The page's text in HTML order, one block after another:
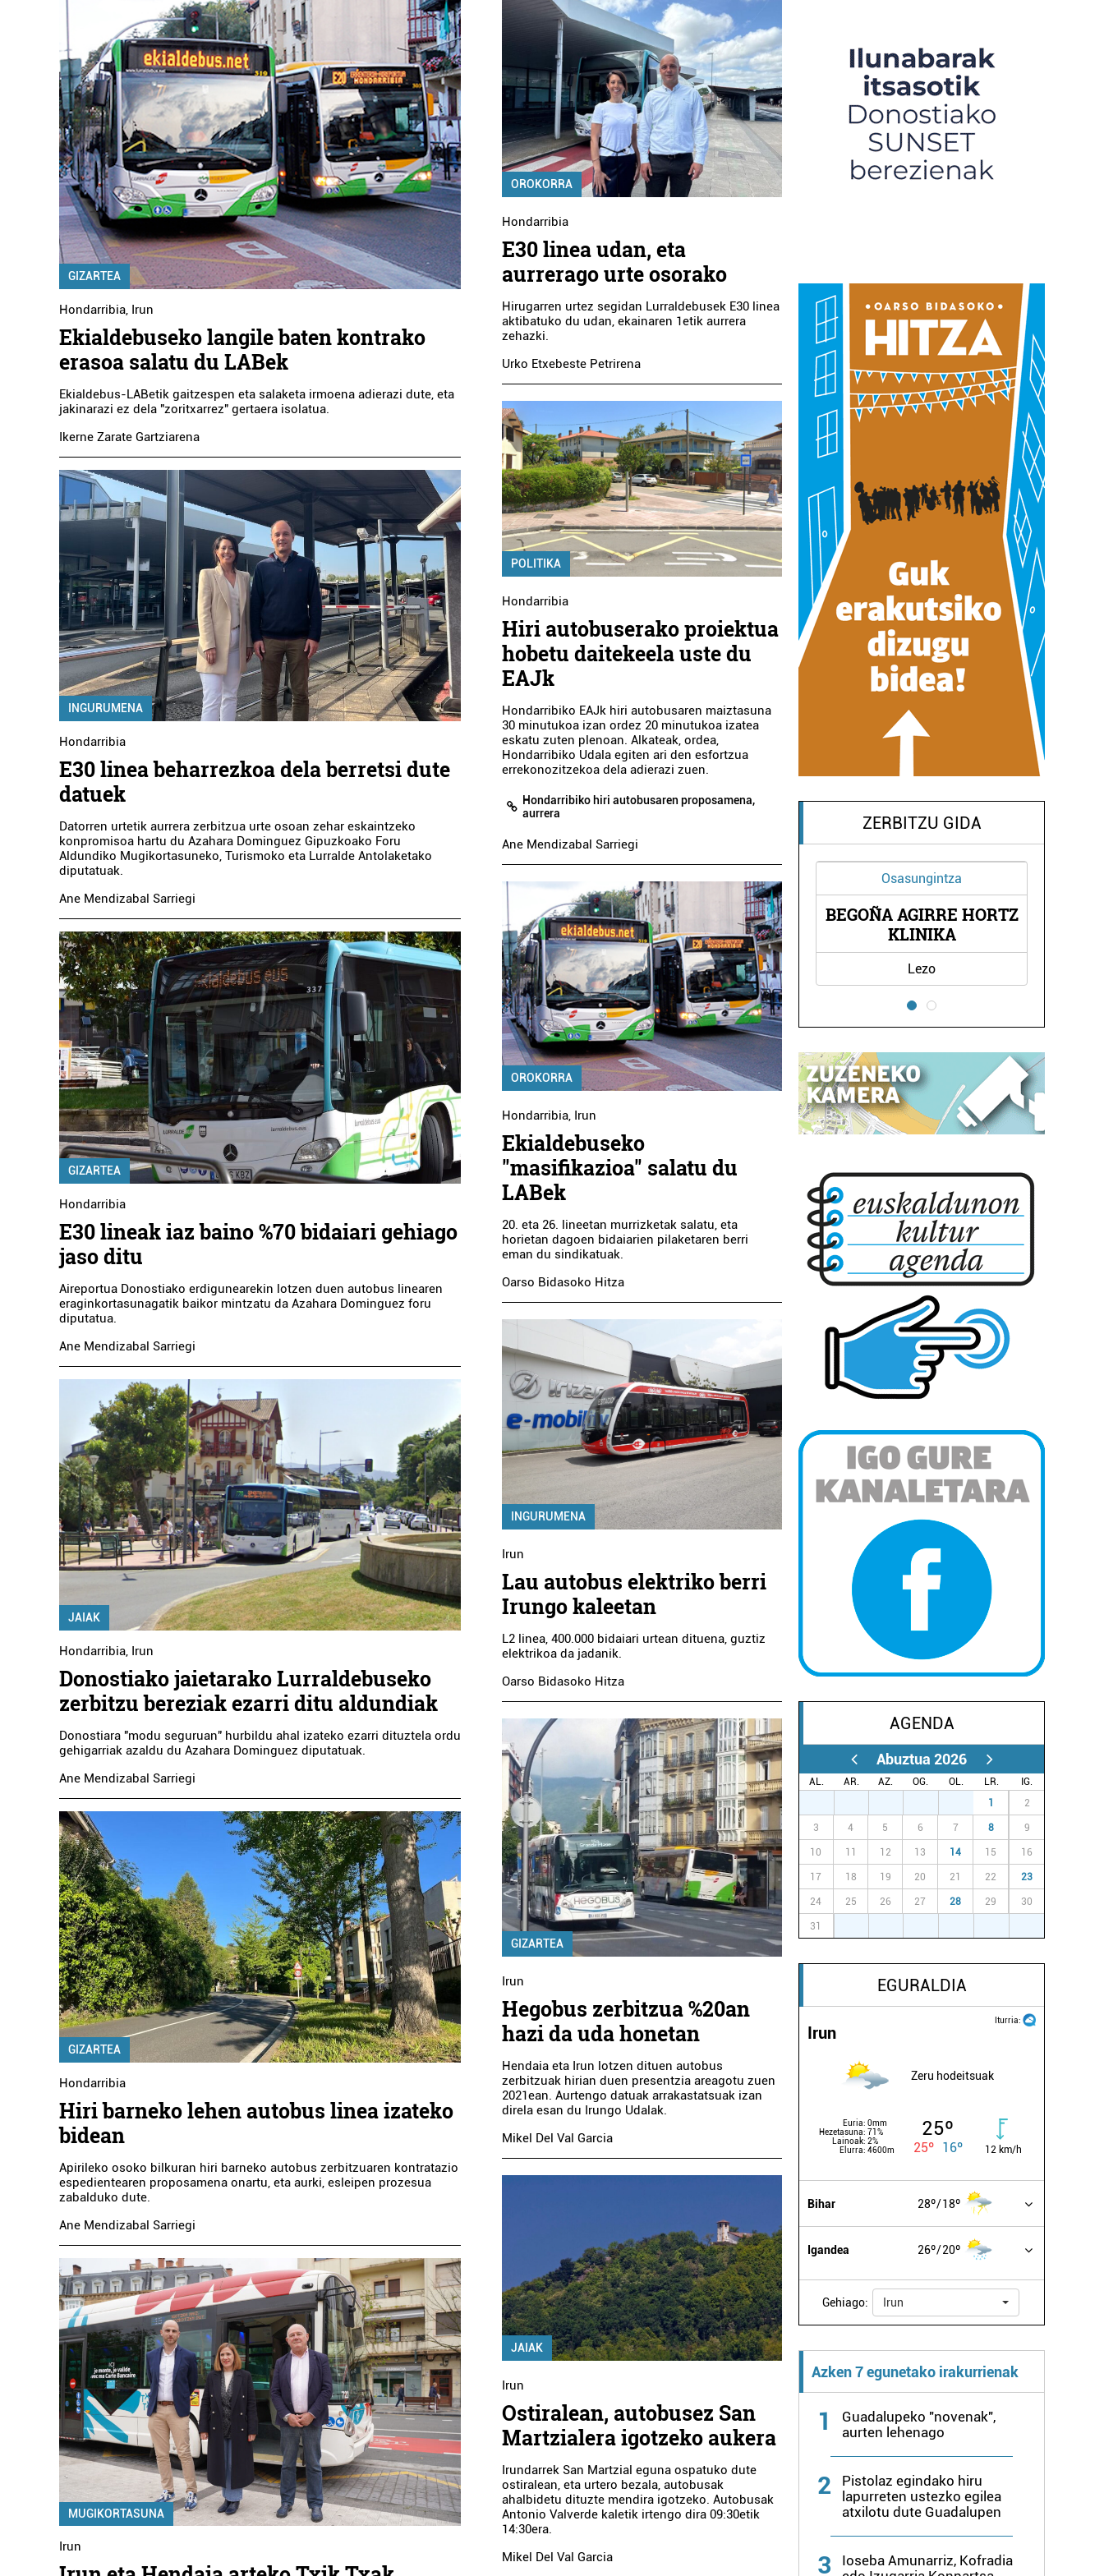
GIZARTEA
Hondarribia, Irun
Ekialdebuseko langile baten kontrako
erasoa salatu du LABek
Ekialdebus-LABetik gaitzespen eta salaketa irmoena adierazi dute, eta
jakinarazi ez dela "zoritxarrez" gertaera isolatua.
Ikerne Zarate Gartziarena
INGURUMENA
Hondarribia
E30 linea beharrezkoa dela berretsi dute
datuek
Datorren urtetik aurrera zerbitzua urte osoan zehar eskaintzeko
konpromisoa hartu du Azahara Dominguez Gipuzkoako Foru
Aldundiko Mugikortasuneko, Turismoko eta Lurralde Antolaketako
diputatuak.
Ane Mendizabal Sarriegi
GIZARTEA
Hondarribia
E30 lineak iaz baino %70 bidaiari gehiago
jaso ditu
Aireportua Donostiako erdigunearekin lotzen duen autobus linearen
eraginkortasunagatik baikor mintzatu da Azahara Dominguez foru
diputatua.
Ane Mendizabal Sarriegi
JAIAK
Hondarribia, Irun
Donostiako jaietarako Lurraldebuseko
zerbitzu bereziak ezarri ditu aldundiak
Donostiara "modu seguruan" hurbildu ahal izateko ezarri dituztela ordu
gehigarriak azaldu du Azahara Dominguez diputatuak.
Ane Mendizabal Sarriegi
GIZARTEA
Hondarribia
Hiri barneko lehen autobus linea izateko
bidean
Apirileko osoko bilkuran hiri barneko autobus zerbitzuaren kontratazio
espedientearen proposamena onartu, eta aurki, esleipen prozesua
zabalduko dute.
Ane Mendizabal Sarriegi
MUGIKORTASUNA
Irun
OROKORRA
Hondarribia
E30 linea udan, eta
aurrerago urte osorako
Hirugarren urtez segidan Lurraldebusek E30 linea
aktibatuko du udan, ekainaren 1etik aurrera
zehazki.
Urko Etxebeste Petrirena
POLITIKA
Hondarribia
Hiri autobuserako proiektua
hobetu daitekeela uste du
EAJk
Hondarribiko EAJk hiri autobusaren maiztasuna
30 minutukoa izan ordez 20 minutukoa izatea
eskatu zuten plenoan. Alkateak, ordea,
Hondarribiko Udala egiten ari den esfortzua
errekonozitzekoa dela adierazi zuen.
Hondarribiko hiri autobusaren proposamena,
aurrera
Ane Mendizabal Sarriegi
OROKORRA
Hondarribia, Irun
Ekialdebuseko
"masifikazioa" salatu du
LABek
20. eta 26. lineetan murrizketak salatu, eta
horietan dagoen bidaiarien pilaketaren berri
eman du sindikatuak.
Oarso Bidasoko Hitza
INGURUMENA
Irun
Lau autobus elektriko berri
Irungo kaleetan
L2 linea, 400.000 bidaiari urtean dituena, guztiz
elektrikoa da jadanik.
Oarso Bidasoko Hitza
GIZARTEA
Irun
Hegobus zerbitzua %20an
hazi da uda honetan
Hendaia eta Irun lotzen dituen autobus
zerbitzuak hirian duen presentzia areagotu zuen
2021ean. Aurtengo datuak arrakastatsuak izan
direla esan du Irungo Udalak.
Mikel Del Val Garcia
JAIAK
Irun
Ostiralean, autobusez San
Martzialera igotzeko aukera
Irundarrek San Martzial eguna ospatuko dute
ostiralean, eta urtero bezala, autobusak
ahalbidetu dituzte mendira igotzeko. Autobusak
Antonio Valverde kaletik irtengo dira 09:30etik
14:30era.
Mikel Del Val Garcia
ZERBITZU GIDA
BEGOÑA AGIRRE HORTZ
KLINIKA
Lezo
ANTXETA HERRIKO
TABERNA
Pasaia
Osasungintza
BEGOÑA AGIRRE HORTZ
KLINIKA
Lezo
Ostalaritza
ANTXETA HERRIKO
TABERNA
Pasaia
AGENDA
Abuztua 2026
AL. AR. AZ. OG. OL. LR.
IG.
1 2
3 4 5 6 7 8 9
10 11 12 13 14 15 16
17 18 19 20 21 22 23
24 25 26 27 28 29 30
31
EGURALDIA
Iturria:
Irun
Zeru hodeitsuak
Euria: 0mm
Hezetasuna: 71%
Lainoak: 2%
Elurra: 4600m
25º
25º 16º 12 km/h
Bihar 28º 18º
Igandea 26º 20º
Gehiago: Irun
Azken 7 egunetako irakurrienak
1
Guadalupeko "novenak",
aurten lehenago
2
Pistolaz egindako hiru
lapurreten ustezko egilea
atxilotu dute Guadalupen
3
Ioseba Amunarriz, Kofradia